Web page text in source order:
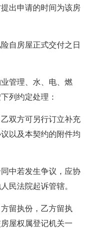
出申请的时间为该房
自房屋正式交付之日
管理、水、电、燃
列约定处理：
双方可另行订立补充
以及本契约的附件均
中若发生争议，应协
民法院起诉管辖。
留执份，乙方留执
屋权属登记机关一